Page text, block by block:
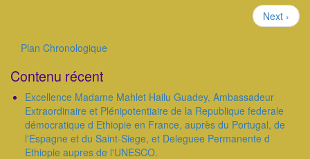
Page
suivante
Next ›
Plan Chronologique
Contenu récent
Excellence Madame Mahlet Hailu Guadey, Ambassadeur
Extraordinaire et Plénipotentiaire de la Republique federale
démocratique d Ethiopie en France, auprès du Portugal, de
l'Espagne et du Saint-Siege, et Deleguee Permanente d
Ethiopie aupres de l'UNESCO.